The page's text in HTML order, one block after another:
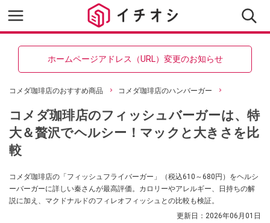
ホームページアドレス（URL）変更のお知らせ
コメダ珈琲店のおすすめ商品 コメダ珈琲店のハンバーガー
コメダ珈琲店のフィッシュバーガーは、特
大＆贅沢でヘルシー！マックと大きさを比
較
コメダ珈琲店の「フィッシュフライバーガー」（税込610～680円）をヘルシ
ーバーガーに詳しい秦さんが最高評価。カロリーやアレルギー、日持ちの解
説に加え、マクドナルドのフィレオフィッシュとの比較も検証。
更新日： 2026年06月01日